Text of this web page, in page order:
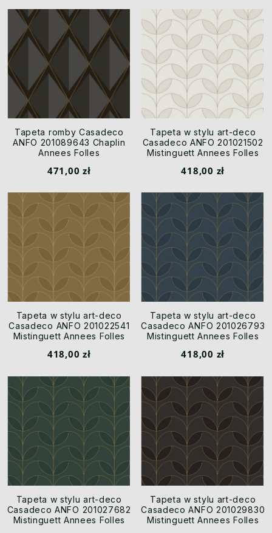
Tapeta romby Casadeco
ANFO 201089643 Chaplin
Annees Folles
471,00 zł
Tapeta w stylu art-deco
Casadeco ANFO 201021502
Mistinguett Annees Folles
418,00 zł
Tapeta w stylu art-deco
Casadeco ANFO 201022541
Mistinguett Annees Folles
418,00 zł
Tapeta w stylu art-deco
Casadeco ANFO 201026793
Mistinguett Annees Folles
418,00 zł
Tapeta w stylu art-deco
Casadeco ANFO 201027682
Mistinguett Annees Folles
Tapeta w stylu art-deco
Casadeco ANFO 201029830
Mistinguett Annees Folles